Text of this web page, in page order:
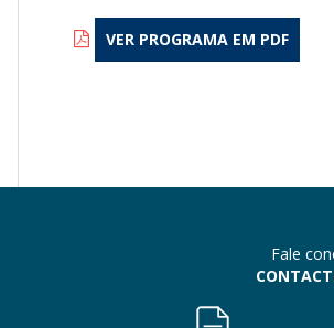
VER PROGRAMA EM PDF
Fale